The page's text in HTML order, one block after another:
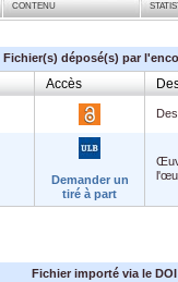
CONTENU
Fichier(s) déposé(s) par
Accès
Demander un
tiré à part
Fichier importé via le DOI